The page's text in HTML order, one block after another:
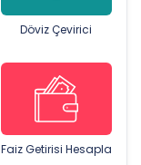
Döviz Çevirici
Faiz Getirisi Hesapla